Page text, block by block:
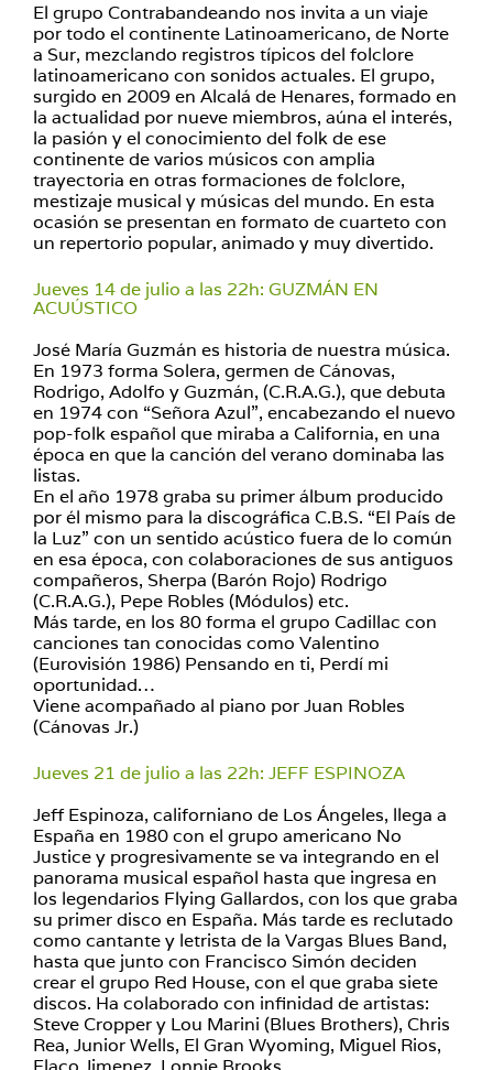
El grupo Contrabandeando nos invita a un viaje
por todo el continente Latinoamericano, de Norte
a Sur, mezclando registros típicos del folclore
latinoamericano con sonidos actuales. El grupo,
surgido en 2009 en Alcalá de Henares, formado en
la actualidad por nueve miembros, aúna el interés,
la pasión y el conocimiento del folk de ese
continente de varios músicos con amplia
trayectoria en otras formaciones de folclore,
mestizaje musical y músicas del mundo. En esta
ocasión se presentan en formato de cuarteto con
un repertorio popular, animado y muy divertido.
Jueves 14 de julio a las 22h: GUZMÁN EN
ACUÚSTICO
José María Guzmán es historia de nuestra música.
En 1973 forma Solera, germen de Cánovas,
Rodrigo, Adolfo y Guzmán, (C.R.A.G.), que debuta
en 1974 con “Señora Azul”, encabezando el nuevo
pop-folk español que miraba a California, en una
época en que la canción del verano dominaba las
listas.
En el año 1978 graba su primer álbum producido
por él mismo para la discográfica C.B.S. “El País de
la Luz” con un sentido acústico fuera de lo común
en esa época, con colaboraciones de sus antiguos
compañeros, Sherpa (Barón Rojo) Rodrigo
(C.R.A.G.), Pepe Robles (Módulos) etc.
Más tarde, en los 80 forma el grupo Cadillac con
canciones tan conocidas como Valentino
(Eurovisión 1986) Pensando en ti, Perdí mi
oportunidad…
Viene acompañado al piano por Juan Robles
(Cánovas Jr.)
Jueves 21 de julio a las 22h: JEFF ESPINOZA
Jeff Espinoza, californiano de Los Ángeles, llega a
España en 1980 con el grupo americano No
Justice y progresivamente se va integrando en el
panorama musical español hasta que ingresa en
los legendarios Flying Gallardos, con los que graba
su primer disco en España. Más tarde es reclutado
como cantante y letrista de la Vargas Blues Band,
hasta que junto con Francisco Simón deciden
crear el grupo Red House, con el que graba siete
discos. Ha colaborado con infinidad de artistas:
Steve Cropper y Lou Marini (Blues Brothers), Chris
Rea, Junior Wells, El Gran Wyoming, Miguel Rios,